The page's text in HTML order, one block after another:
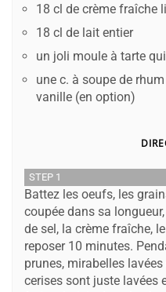
18 cl de crème fraîche
18 cl de lait entier
un joli moule à tarte
une c. à soupe de
vanille (en option)
STEP 1
Battez les oeufs, les
coupée dans sa
de sel, la crème fraîche,
reposer 10 minutes.
prunes, mirabelles
cerises sont juste lavées